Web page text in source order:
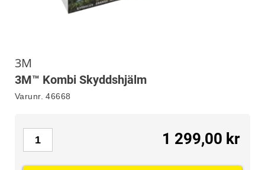
3M
3M™ Kombi Skyddshjälm
Varunr. 46668
1 299,00 kr